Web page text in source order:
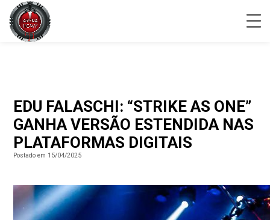
EDU FALASCHI: “STRIKE AS ONE”
GANHA VERSÃO ESTENDIDA NAS
PLATAFORMAS DIGITAIS
Postado em 15/04/2025